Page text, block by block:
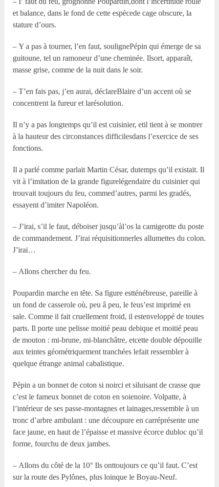
et balance, dans le fond de cette espècede cage obscure, la
stature d’ours.
– Y a pas à tourner, l’en faut, soulignePépin qui émerge de sa
guitoune, tel un ramoneur d’une cheminée. Ilsort, apparaît,
masse grise, comme de la nuit dans le soir.
– T’en fais pas, j’en aurai, déclareBlaire d’un accent où se
concentrent la fureur et larésolution.
Il n’y a pas longtemps qu’il est cuisinier, etil tient à se montrer
à la hauteur des circonstances difficilesdans l’exercice de ses
fonctions.
Il a parlé comme parlait Martin César, dutemps qu’il existait. Il
vit à l’imitation de la grande figurelégendaire du cuisinier qui
trouvait toujours du feu, commed’autres, parmi les gradés,
essayent d’imiter Napoléon.
– J’irai, s’il le faut, déboiser jusqu’àl’os la camigeotte du poste
de commandement. J’irai réquisitionnerles allumettes du colon.
J’irai…
– Allons chercher du feu.
Poupardin marche en tête. Sa figure estténébreuse, pareille à
un fond de casserole où, peu â peu, le feus’est imprimé en
sale. Comme il fait cruellement froid, il estenveloppé de toutes
parts. Il porte une pelisse moitié peau debique et moitié peau
de mouton : mi-brune, mi-blanchâtre, etcette double dépouille
aux teintes géométriquement tranchées lefait ressembler à
quelque étrange animal cabalistique.
Pépin a un bonnet de coton si noirci et siluisant de crasse que
c’est le fameux bonnet de coton en soienoire. Volpatte, à
l’intérieur de ses passe-montagnes et lainages,ressemble à un
tronc d’arbre ambulant : une découpure en carréprésente une
face jaune, en haut de l’épaisse et massive écorce dubloc qu’il
forme, fourchu de deux jambes.
– Allons du côté de la 10° Ils onttoujours ce qu’il faut. C’est
sur la route des Pylônes, plus loinque le Boyau-Neuf.